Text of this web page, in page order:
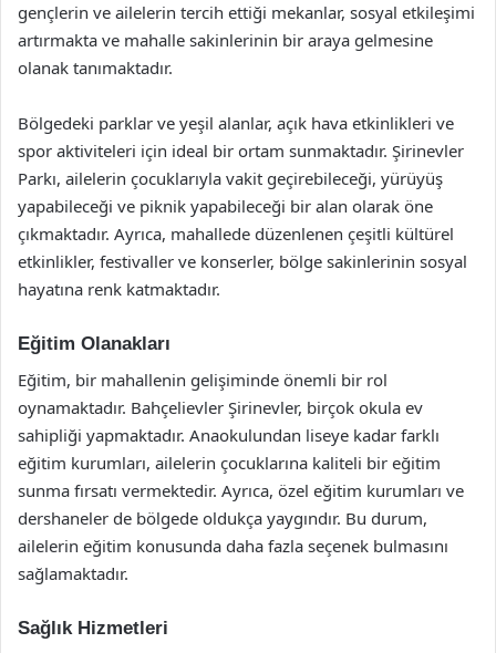
gençlerin ve ailelerin tercih ettiği mekanlar, sosyal etkileşimi
artırmakta ve mahalle sakinlerinin bir araya gelmesine
olanak tanımaktadır.
Bölgedeki parklar ve yeşil alanlar, açık hava etkinlikleri ve
spor aktiviteleri için ideal bir ortam sunmaktadır. Şirinevler
Parkı, ailelerin çocuklarıyla vakit geçirebileceği, yürüyüş
yapabileceği ve piknik yapabileceği bir alan olarak öne
çıkmaktadır. Ayrıca, mahallede düzenlenen çeşitli kültürel
etkinlikler, festivaller ve konserler, bölge sakinlerinin sosyal
hayatına renk katmaktadır.
Eğitim Olanakları
Eğitim, bir mahallenin gelişiminde önemli bir rol
oynamaktadır. Bahçelievler Şirinevler, birçok okula ev
sahipliği yapmaktadır. Anaokulundan liseye kadar farklı
eğitim kurumları, ailelerin çocuklarına kaliteli bir eğitim
sunma fırsatı vermektedir. Ayrıca, özel eğitim kurumları ve
dershaneler de bölgede oldukça yaygındır. Bu durum,
ailelerin eğitim konusunda daha fazla seçenek bulmasını
sağlamaktadır.
Sağlık Hizmetleri